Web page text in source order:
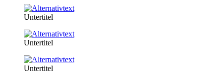
Untertitel
Untertitel
Untertitel